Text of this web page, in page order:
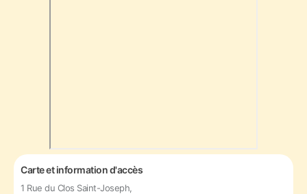
Carte et information d'accès
1 Rue du Clos Saint-Joseph,